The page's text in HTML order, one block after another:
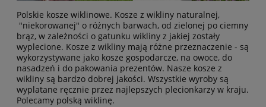
Polskie kosze wiklinowe. Kosze z wikliny naturalnej,
"niekorowanej" o różnych barwach, od zielonej po ciemny
brąz, w zależności o gatunku wikliny z jakiej zostały
wyplecione. Kosze z wikliny mają różne przeznaczenie - są
wykorzystywane jako kosze gospodarcze, na owoce, do
nasadzeń i do pakowania prezentów. Nasze kosze z
wikliny są bardzo dobrej jakości. Wszystkie wyroby są
wyplatane ręcznie przez najlepszych plecionkarzy w kraju.
Polecamy polską wiklinę.